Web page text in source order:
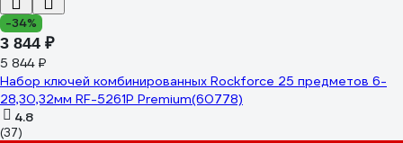
-34%
3 844 ₽
5 844 ₽
Набор ключей комбинированных Rockforce 25 предметов 6-
28,30,32мм RF-5261P Premium(60778)
4.8
(37)